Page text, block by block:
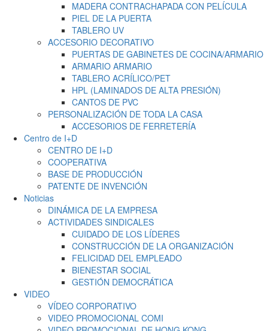
MADERA CONTRACHAPADA CON PELÍCULA
PIEL DE LA PUERTA
TABLERO UV
ACCESORIO DECORATIVO
PUERTAS DE GABINETES DE COCINA/ARMARIO
ARMARIO ARMARIO
TABLERO ACRÍLICO/PET
HPL (LAMINADOS DE ALTA PRESIÓN)
CANTOS DE PVC
PERSONALIZACIÓN DE TODA LA CASA
ACCESORIOS DE FERRETERÍA
Centro de I+D
CENTRO DE I+D
COOPERATIVA
BASE DE PRODUCCIÓN
PATENTE DE INVENCIÓN
Noticias
DINÁMICA DE LA EMPRESA
ACTIVIDADES SINDICALES
CUIDADO DE LOS LÍDERES
CONSTRUCCIÓN DE LA ORGANIZACIÓN
FELICIDAD DEL EMPLEADO
BIENESTAR SOCIAL
GESTIÓN DEMOCRÁTICA
VIDEO
VÍDEO CORPORATIVO
VIDEO PROMOCIONAL COMI